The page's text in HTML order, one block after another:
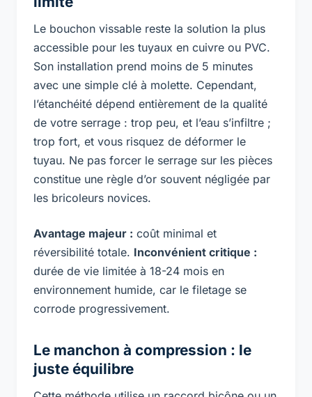
Le bouchon vissable reste la solution la plus
accessible pour les tuyaux en cuivre ou PVC.
Son installation prend moins de 5 minutes
avec une simple clé à molette. Cependant,
l’étanchéité dépend entièrement de la qualité
de votre serrage : trop peu, et l’eau s’infiltre ;
trop fort, et vous risquez de déformer le
tuyau. Ne pas forcer le serrage sur les pièces
constitue une règle d’or souvent négligée par
les bricoleurs novices.
Avantage majeur : coût minimal et
réversibilité totale. Inconvénient critique :
durée de vie limitée à 18-24 mois en
environnement humide, car le filetage se
corrode progressivement.
Le manchon à compression : le
juste équilibre